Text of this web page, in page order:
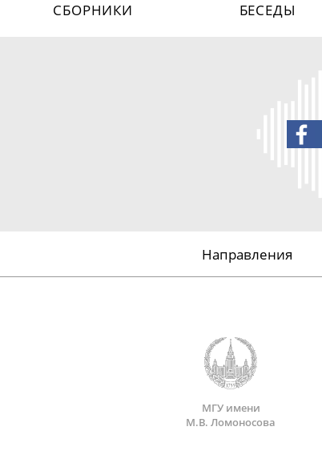
СБОРНИКИ БЕСЕДЫ
Направления
МГУ имени
М.В. Ломоносова